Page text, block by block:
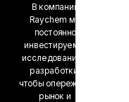
В компании
Raychem мы
постоянно
инвестируем в
исследования и
разработки,
чтобы опережать
рынок и